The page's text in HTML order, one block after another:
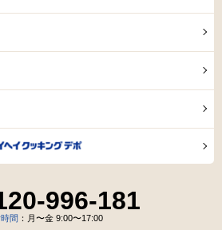
996-181
間 ：月〜金 9:00〜17:00